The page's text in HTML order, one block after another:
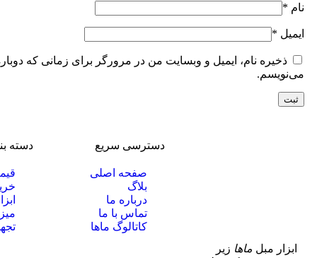
نام *
ایمیل *
ذخیره نام، ایمیل و وبسایت من در مرورگر برای زمانی که
می‌نویسم.
ابزار مبل ماها زیر
دسترسی سریع
صفحه اصلی
بلاگ
درباره ما
تماس با ما
کاتالوگ ماها
دسته
میز